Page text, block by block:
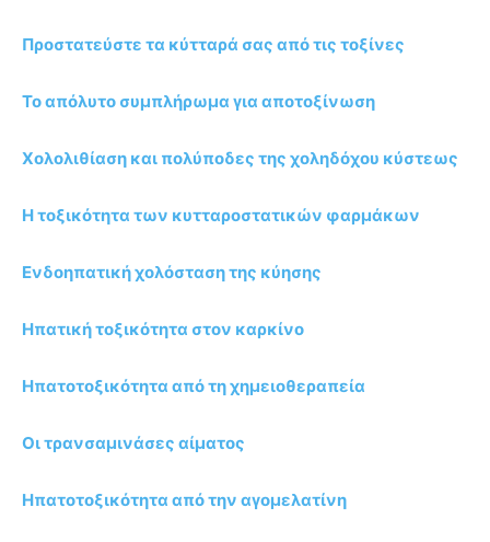
Προστατεύστε τα κύτταρά σας από τις τοξίνες
Το απόλυτο συμπλήρωμα για αποτοξίνωση
Χολολιθίαση και πολύποδες της χοληδόχου κύστεως
Η τοξικότητα των κυτταροστατικών φαρμάκων
Ενδοηπατική χολόσταση της κύησης
Ηπατική τοξικότητα στον καρκίνο
Ηπατοτοξικότητα από τη χημειοθεραπεία
Οι τρανσαμινάσες αίματος
Ηπατοτοξικότητα από την αγομελατίνη